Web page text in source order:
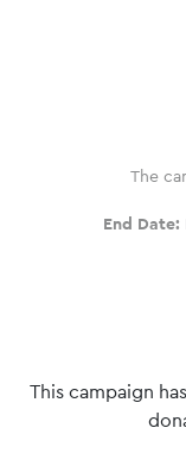
The
End Date:
This campaign